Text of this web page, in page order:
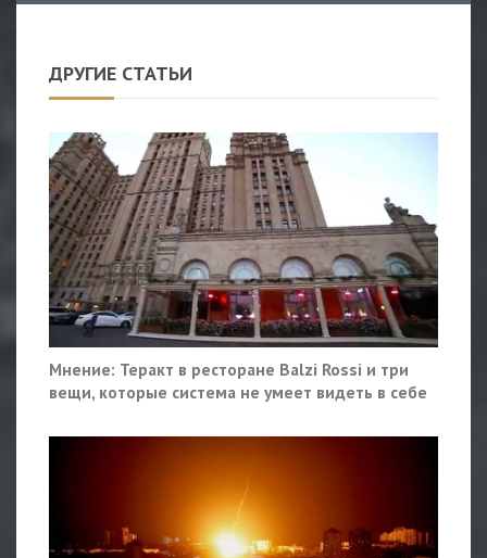
ДРУГИЕ СТАТЬИ
Мнение: Теракт в ресторане Balzi Rossi и три
вещи, которые система не умеет видеть в себе